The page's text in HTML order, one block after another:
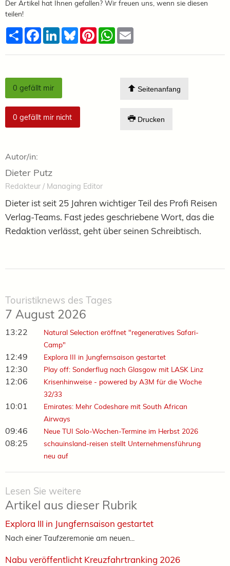
Der Artikel hat Ihnen gefallen? Wir freuen uns, wenn sie diesen
teilen!
TeilenFacebook
LinkedInBlueskyPinterestWhatsApp
0 gefällt mir
0 gefällt mir nicht
Seitenanfang
Drucken
Autor/in:
Dieter Putz
Redakteur / Managing Editor
Dieter ist seit 25 Jahren wichtiger Teil des Profi Reisen
Verlag-Teams. Fast jedes geschriebene Wort, das die
Redaktion verlässt, geht über seinen Schreibtisch.
Touristiknews des Tages
7 August 2026
13:22
Natural Selection eröffnet "regeneratives Safari-
Camp"
12:49 Explora III in Jungfernsaison gestartet
12:30 Play off: Sonderflug nach Glasgow mit LASK Linz
12:06
Krisenhinweise - powered by A3M für die Woche
32/33
10:01
Emirates: Mehr Codeshare mit South African
Airways
09:46 Neue TUI Solo-Wochen-Termine im Herbst 2026
08:25
schauinsland-reisen stellt Unternehmensführung
neu auf
Lesen Sie weitere
Artikel aus dieser Rubrik
Explora III in Jungfernsaison gestartet
Nach einer Taufzeremonie am neuen...
Nabu veröffentlicht Kreuzfahrtranking 2026